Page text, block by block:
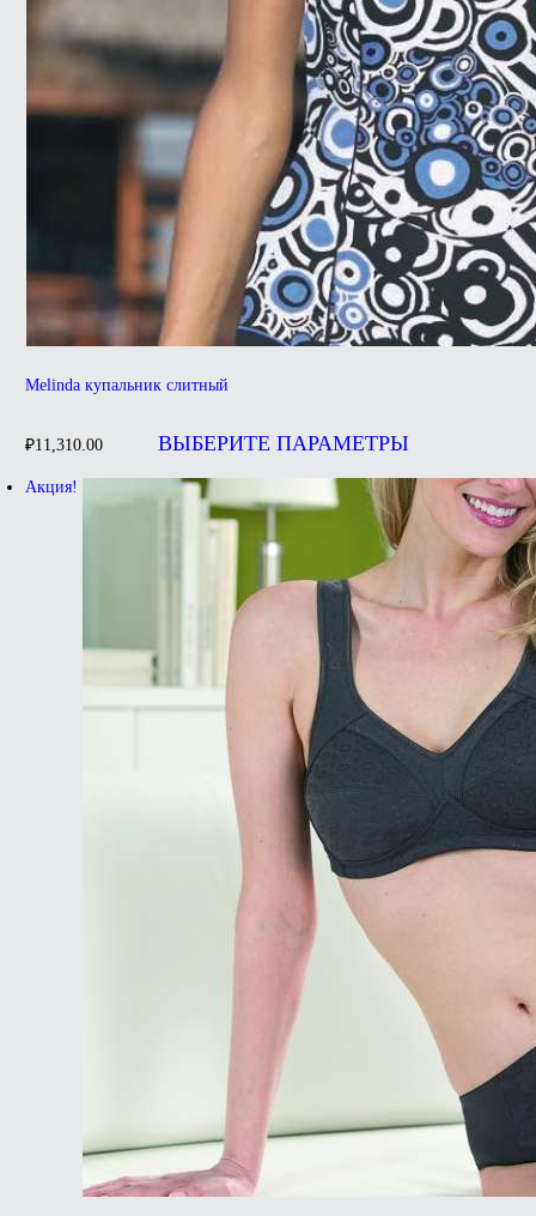
Melinda купальник слитный
₽11,310.00 ВЫБЕРИТЕ ПАРАМЕТРЫ
несколько
вариаций.
Опции
можно
выбрать
на
странице
товара.
Акция!